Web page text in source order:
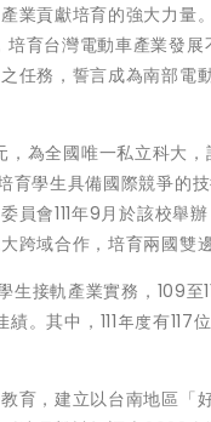
業貢獻培育的強大力量
台灣電動車產業發展
任務，誓言成為南部電
為全國唯一私立科大
學生具備國際競爭的
會111年9月於該校舉
域合作，培育兩國雙
接軌產業實務，109至
。其中，111年度有117
育，建立以台南地區「